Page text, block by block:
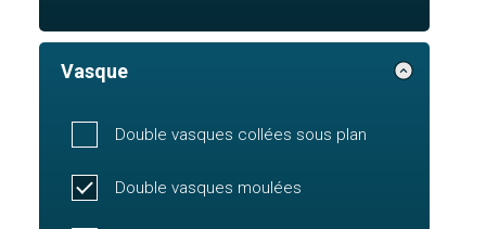
Vasque
Double vasques collées sous plan
Double vasques moulées